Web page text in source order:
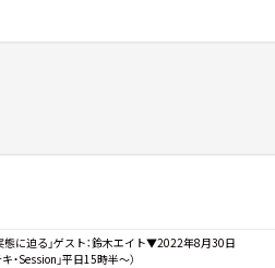
実態に迫る」ゲスト：鈴木エイト▼2022年8月30日
・Session」平日15時半～）